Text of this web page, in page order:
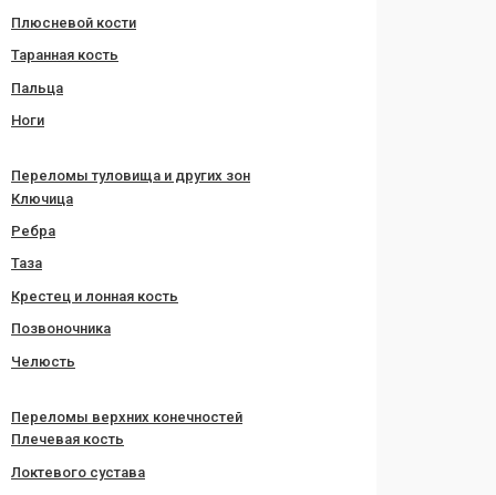
Плюсневой кости
Таранная кость
Пальца
Ноги
Переломы туловища и других зон
Ключица
Ребра
Таза
Крестец и лонная кость
Позвоночника
Челюсть
Переломы верхних конечностей
Плечевая кость
Локтевого сустава